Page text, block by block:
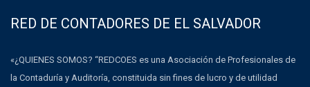
RED DE CONTADORES DE EL SALVADOR
«¿QUIENES SOMOS? “REDCOES es una Asociación de Profesionales de
la Contaduría y Auditoría, constituida sin fines de lucro y de utilidad